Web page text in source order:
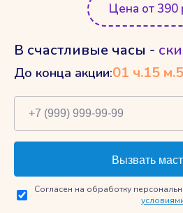
Цена от 390
В счастливые часы -
До конца акции:01 ч.15 м.
Согласен на обработку